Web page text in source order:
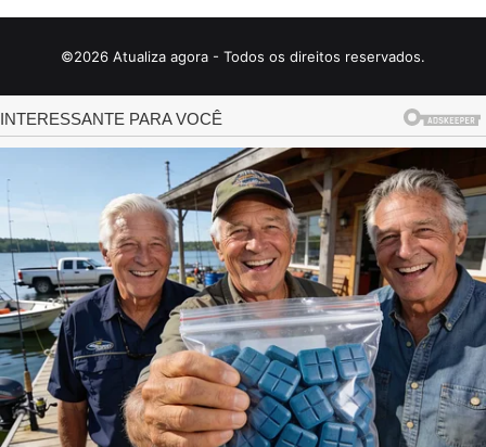
©2026 Atualiza agora - Todos os direitos reservados.